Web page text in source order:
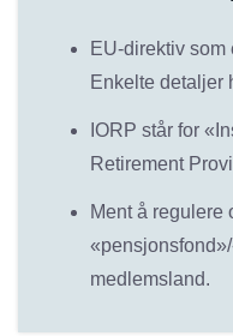
EU-direktiv som
Enkelte detaljer
IORP står for
Retirement
Ment å regulere
medlemsland.